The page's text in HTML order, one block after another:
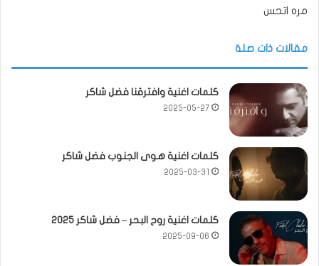
مره اتحس
مقالات ذات صلة
كلمات اغنية وافترقنا فضل شاكر
2025-05-27
كلمات اغنية هوى الجنوب فضل شاكر
2025-03-31
كلمات اغنية روح البحر – فضل شاكر 2025
2025-09-06